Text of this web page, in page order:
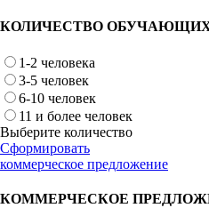
КОЛИЧЕСТВО
1-2 человека
3-5 человек
6-10 человек
11 и более человек
Выберите количество
Сформировать
коммерческое предложение
КОММЕРЧЕСКОЕ